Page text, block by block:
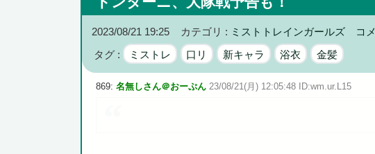
高市政権に媚びて偏向報道まみれの産経新聞、コスト上昇に耐えら...
2023/08/21 19:25 カテゴリ : ミストトレインガールズ
コ
タグ :
ミストレ 口リ 新キャラ 浴衣 金髪
869: 名無しさん＠おーぷん 23/08/21(月) 12:05:48 ID:wm.ur.L15